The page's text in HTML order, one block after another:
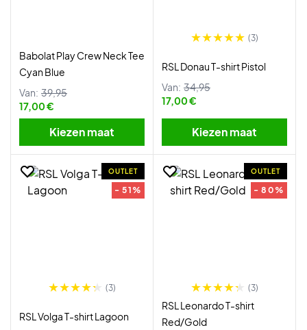
Babolat Play Crew Neck Tee
Cyan Blue
Van: 39,95
17,00 €
Kiezen maat
(3)
RSL Donau T-shirt Pistol
Van: 34,95
17,00 €
Kiezen maat
OUTLET
- 51%
(3)
RSL Volga T-shirt Lagoon
OUTLET
- 80%
(3)
RSL Leonardo T-shirt
Red/Gold